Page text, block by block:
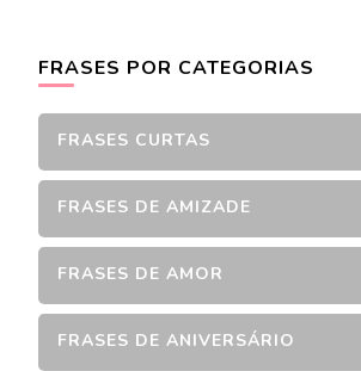
FRASES POR CATEGORIAS
FRASES CURTAS
FRASES DE AMIZADE
FRASES DE AMOR
FRASES DE ANIVERSÁRIO